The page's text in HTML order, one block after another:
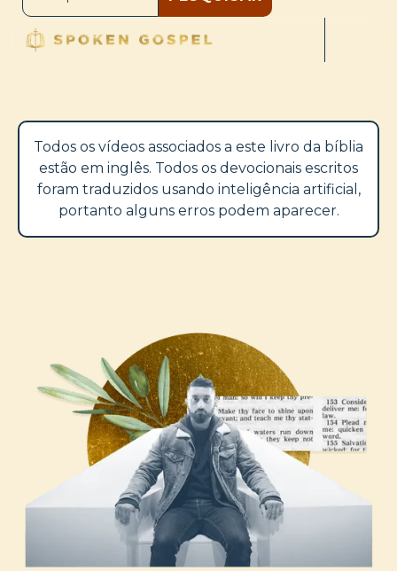
Todos os vídeos associados a este livro da bíblia
estão em inglês. Todos os devocionais escritos
foram traduzidos usando inteligência artificial,
portanto alguns erros podem aparecer.